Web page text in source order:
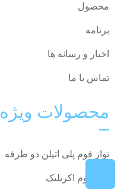
محصول
برنامه
اخبار و رسانه ها
تماس با ما
محصولات ویژه
نوار فوم پلی اتیلن دو طرفه
نوار فوم اکریلیک